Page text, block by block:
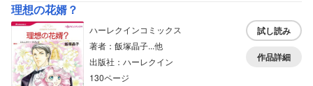
理想の花婿？
ハーレクインコミックス
著者：飯塚晶子...他
出版社：ハーレクイン
130ページ
試し読み
作品詳細